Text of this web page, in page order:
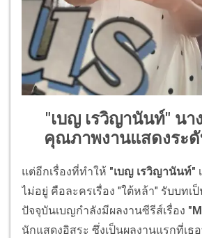
"เบญ เรวิญานันท์" นา
คุณภาพงานแสดงระดั
แต่อีกเรื่องที่ทำให้ "เบญ เรวิญานันท์"
ไม่อยู่ คือละครเรื่อง "ใต้หล้า" รับบทเ
ปัจจุบันเบญกำลังมีผลงานซีรีส์เรื่อง
นักแสดงอิสระ ซึ่งเป็นผลงานแรกที่เธ